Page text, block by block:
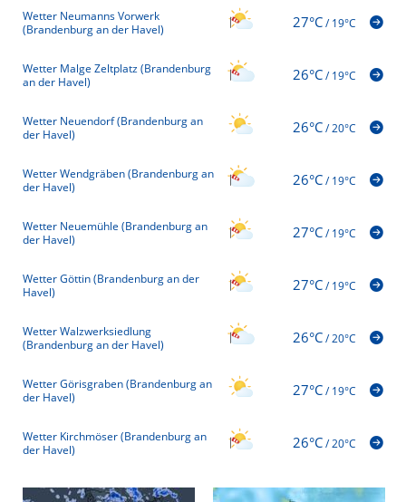
Wetter Neumanns Vorwerk
(Brandenburg an der Havel)
27°C/19°C
Wetter Malge Zeltplatz (Brandenburg
an der Havel)
26°C/19°C
Wetter Neuendorf (Brandenburg an
der Havel)
26°C/20°C
Wetter Wendgräben (Brandenburg an
der Havel)
26°C/19°C
Wetter Neuemühle (Brandenburg an
der Havel)
27°C/19°C
Wetter Göttin (Brandenburg an der
Havel)
27°C/19°C
Wetter Walzwerksiedlung
(Brandenburg an der Havel)
26°C/20°C
Wetter Görisgraben (Brandenburg an
der Havel)
27°C/19°C
Wetter Kirchmöser (Brandenburg an
der Havel)
26°C/20°C